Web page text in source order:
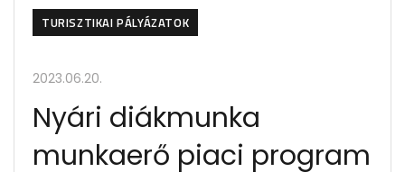
TURISZTIKAI PÁLYÁZATOK
2023.06.20.
Nyári diákmunka
munkaerő piaci program